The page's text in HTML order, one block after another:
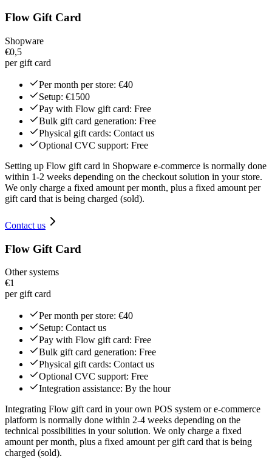
Flow Gift Card
Shopware
€0,5
per gift card
Per month per store: €40
Setup: €1500
Pay with Flow gift card: Free
Bulk gift card generation: Free
Physical gift cards: Contact us
Optional CVC support: Free
Setting up Flow gift card in Shopware e-commerce is normally done
within 1-2 weeks depending on the checkout solution in your store.
We only charge a fixed amount per month, plus a fixed amount per
gift card that is being charged (sold).
Contact us
Flow Gift Card
Other systems
€1
per gift card
Per month per store: €40
Setup: Contact us
Pay with Flow gift card: Free
Bulk gift card generation: Free
Physical gift cards: Contact us
Optional CVC support: Free
Integration assistance: By the hour
Integrating Flow gift card in your own POS system or e-commerce
platform is normally done within 2-4 weeks depending on the
technical possibilities in your solution. We only charge a fixed
amount per month, plus a fixed amount per gift card that is being
charged (sold).